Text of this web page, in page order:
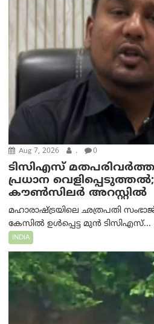
Aug 7, 2026 . 0
ടിസിഎസ്
പ്രധാന
കൗൺസിലർ അറസ്റ്റിൽ
മഹാരാഷ്ട്രയിലെ ഛത്രപതി
കേസിൽ ഉൾപ്പെട്ട മുൻ ടിസിഎസ്...
INDIA